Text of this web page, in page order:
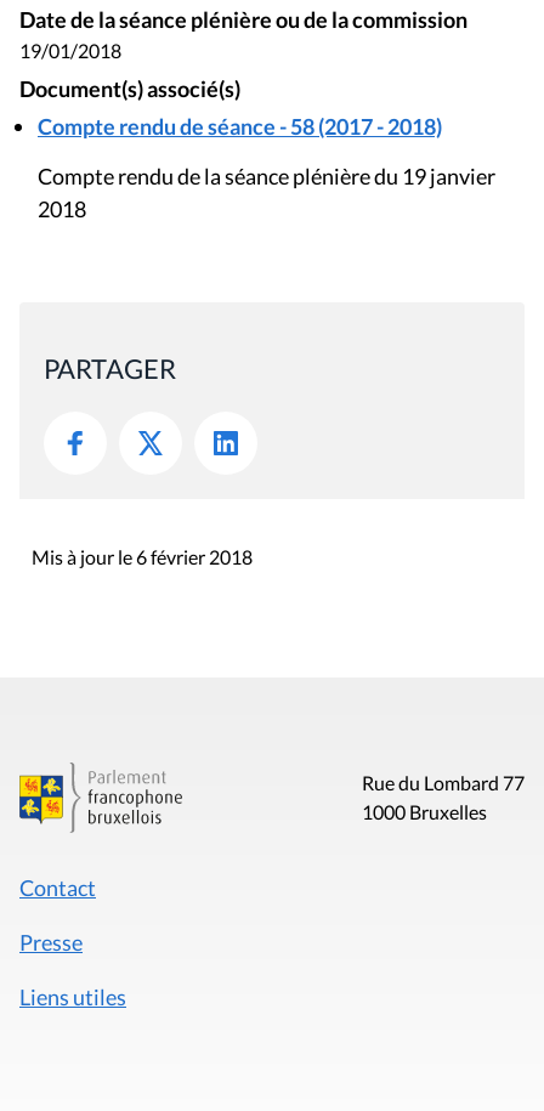
Date de la séance plénière ou de la commission
19/01/2018
Document(s) associé(s)
Compte rendu de séance - 58 (2017 - 2018)
Compte rendu de la séance plénière du 19 janvier
2018
PARTAGER
Mis à jour le 6 février 2018
Rue du Lombard 77
1000 Bruxelles
Contact
Presse
Liens utiles